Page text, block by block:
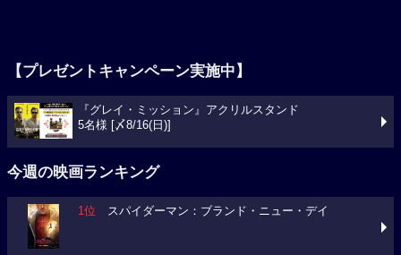
【プレゼントキャンペーン実施中】
『グレイ・ミッション』アクリルスタンド
5名様 [〆8/16(日)]
今週の映画ランキング
1位 スパイダーマン：ブランド・ニュー・デイ